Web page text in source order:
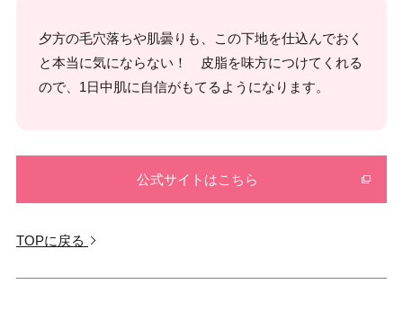
夕方の毛穴落ちや肌曇りも、この下地を仕込んでおく
と本当に気にならない！ 皮脂を味方につけてくれる
ので、1日中肌に自信がもてるようになります。
公式サイトはこちら
TOPに戻る